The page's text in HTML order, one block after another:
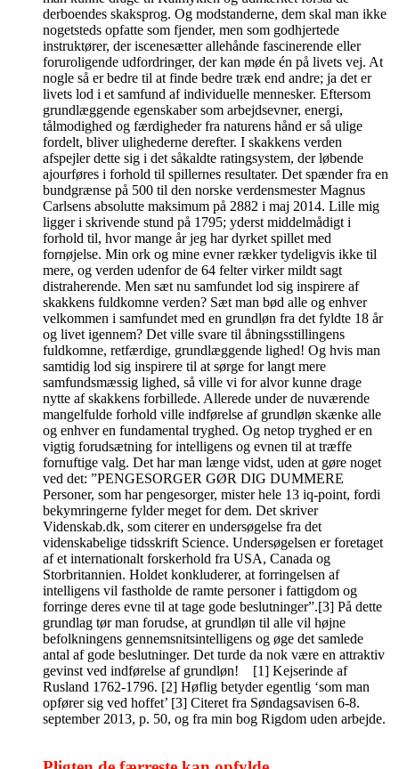
derboendes skaksprog. Og modstanderne, dem skal man ikke
nogetsteds opfatte som fjender, men som godhjertede
instruktører, der iscenesætter allehånde fascinerende eller
foruroligende udfordringer, der kan møde én på livets vej. At
nogle så er bedre til at finde bedre træk end andre; ja det er
livets lod i et samfund af individuelle mennesker. Eftersom
grundlæggende egenskaber som arbejdsevner, energi,
tålmodighed og færdigheder fra naturens hånd er så ulige
fordelt, bliver ulighederne derefter. I skakkens verden
afspejler dette sig i det såkaldte ratingsystem, der løbende
ajourføres i forhold til spillernes resultater. Det spænder fra en
bundgrænse på 500 til den norske verdensmester Magnus
Carlsens absolutte maksimum på 2882 i maj 2014. Lille mig
ligger i skrivende stund på 1795; yderst middelmådigt i
forhold til, hvor mange år jeg har dyrket spillet med
fornøjelse. Min ork og mine evner rækker tydeligvis ikke til
mere, og verden udenfor de 64 felter virker mildt sagt
distraherende. Men sæt nu samfundet lod sig inspirere af
skakkens fuldkomne verden? Sæt man bød alle og enhver
velkommen i samfundet med en grundløn fra det fyldte 18 år
og livet igennem? Det ville svare til åbningsstillingens
fuldkomne, retfærdige, grundlæggende lighed! Og hvis man
samtidig lod sig inspirere til at sørge for langt mere
samfundsmæssig lighed, så ville vi for alvor kunne drage
nytte af skakkens forbillede. Allerede under de nuværende
mangelfulde forhold ville indførelse af grundløn skænke alle
og enhver en fundamental tryghed. Og netop tryghed er en
vigtig forudsætning for intelligens og evnen til at træffe
fornuftige valg. Det har man længe vidst, uden at gøre noget
ved det: ”PENGESORGER GØR DIG DUMMERE
Personer, som har pengesorger, mister hele 13 iq-point, fordi
bekymringerne fylder meget for dem. Det skriver
Videnskab.dk, som citerer en undersøgelse fra det
videnskabelige tidsskrift Science. Undersøgelsen er foretaget
af et internationalt forskerhold fra USA, Canada og
Storbritannien. Holdet konkluderer, at forringelsen af
intelligens vil fastholde de ramte personer i fattigdom og
forringe deres evne til at tage gode beslutninger”.[3] På dette
grundlag tør man forudse, at grundløn til alle vil højne
befolkningens gennemsnitsintelligens og øge det samlede
antal af gode beslutninger. Det turde da nok være en attraktiv
gevinst ved indførelse af grundløn! [1] Kejserinde af
Rusland 1762-1796. [2] Høflig betyder egentlig ‘som man
opfører sig ved hoffet’ [3] Citeret fra Søndagsavisen 6-8.
september 2013, p. 50, og fra min bog Rigdom uden arbejde.